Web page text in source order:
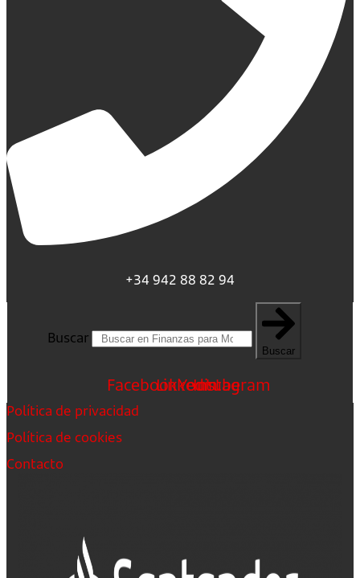
+34 942 88 82 94
Buscar
Buscar
FacebookLinkedin
Youtube
Instagram
Política de privacidad
Política de cookies
Contacto